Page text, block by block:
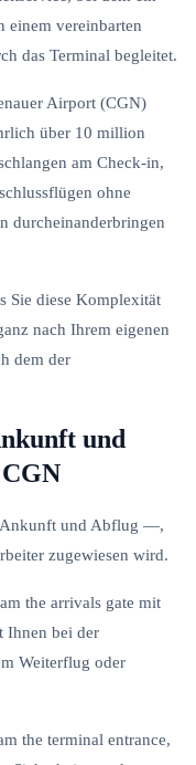
einem vereinbarten
das Terminal begleitet.
Airport (CGN)
über 10 million
am Check-in,
ohne
durcheinanderbringen
Sie diese Komplexität
nach Ihrem eigenen
dem der
und
Ankunft und Abflug —,
zugewiesen wird.
the arrivals gate mit
Ihnen bei der
Weiterflug oder
the terminal entrance,